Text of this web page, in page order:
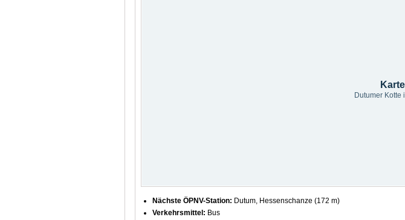
Dutumer Kotte
Nächste ÖPNV-Station: Dutum, Hessenschanze (172 m)
Verkehrsmittel: Bus